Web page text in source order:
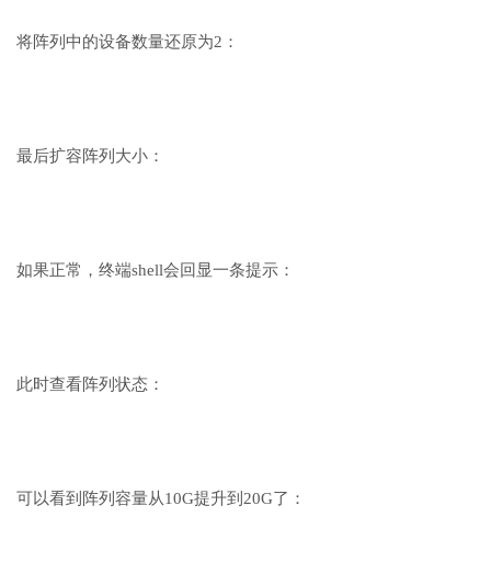
将阵列中的设备数量还原为2：
最后扩容阵列大小：
如果正常，终端shell会回显一条提示：
此时查看阵列状态：
可以看到阵列容量从10G提升到20G了：